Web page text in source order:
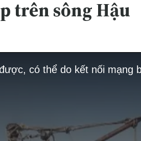
trên sông Hậu
có thể do kết nối mạng